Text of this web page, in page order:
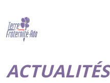
ACTUALITÉS